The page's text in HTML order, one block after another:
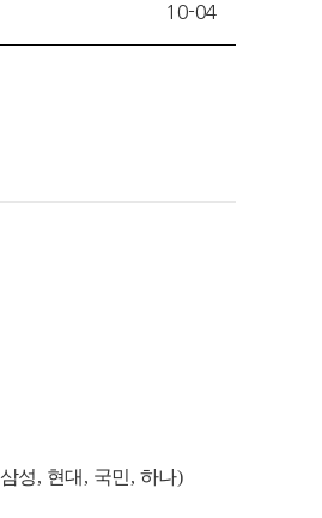
10-04
삼성, 현대 , 국민, 하나)